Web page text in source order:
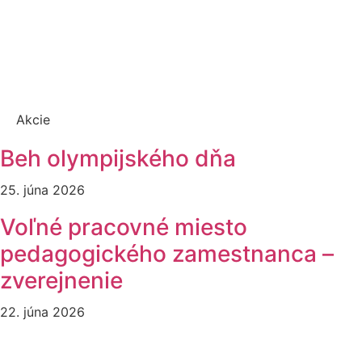
Akcie
Beh olympijského dňa
25. júna 2026
Voľné pracovné miesto
pedagogického zamestnanca –
zverejnenie
22. júna 2026